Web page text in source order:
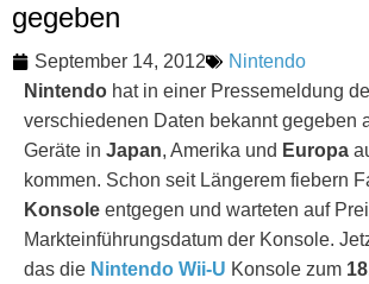
gegeben
September 14, 2012
Nintendo
Nintendo hat in einer Pressemeldung
verschiedenen Daten bekannt gegeben
Geräte in Japan, Amerika und Europa
kommen. Schon seit Längerem fiebern
Konsole entgegen und warteten auf
Markteinführungsdatum der Konsole.
das die Nintendo Wii-U Konsole zum